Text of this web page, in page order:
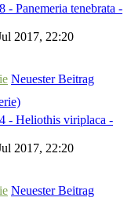
- Panemeria tenebrata -
2017, 22:20
Neuester Beitrag
- Heliothis viriplaca -
2017, 22:20
Neuester Beitrag